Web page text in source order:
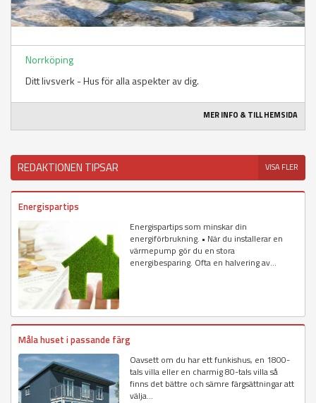
Norrköping
Ditt livsverk - Hus för alla aspekter av dig.
MER INFO & TILL HEMSIDA
REDAKTIONEN TIPSAR VISA FLER
Energispartips
Energispartips som minskar din
energiförbrukning. • När du installerar en
värmepump gör du en stora
energibesparing. Ofta en halvering av...
Måla huset i passande färg
Oavsett om du har ett funkishus, en 1800-
tals villa eller en charmig 80-tals villa så
finns det bättre och sämre färgsättningar att
välja...